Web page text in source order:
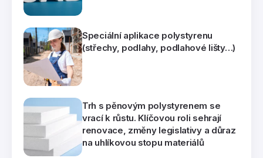
Speciální aplikace polystyrenu
(střechy, podlahy, podlahové lišty…)
Trh s pěnovým polystyrenem se
vrací k růstu. Klíčovou roli sehrají
renovace, změny legislativy a důraz
na uhlíkovou stopu materiálů